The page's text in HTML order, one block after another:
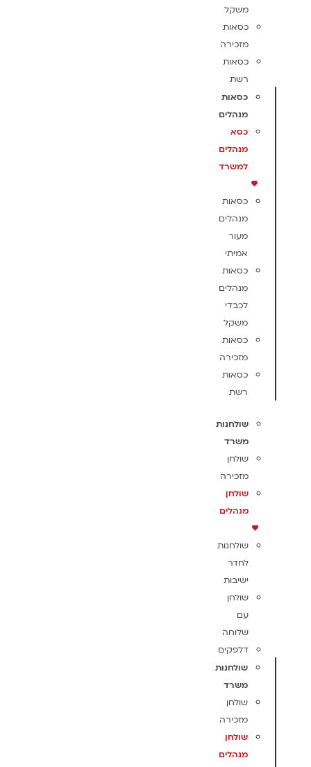
משקל
כסאות
מזכירה
כסאות
רשת
כסאות
מנהלים
כסא
מנהלים
למשרד
כסאות
מנהלים
מעור
אמיתי
כסאות
מנהלים
לכבדי
משקל
כסאות
מזכירה
כסאות
רשת
שולחנות
משרד
שולחן
מזכירה
שולחן
מנהלים
שולחנות
לחדר
ישיבות
שולחן
עם
שלוחה
דלפקים
שולחנות
משרד
שולחן
מזכירה
שולחן
מנהלים